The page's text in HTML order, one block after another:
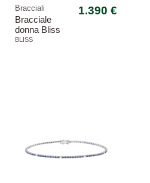
Bracciali
Bracciale
donna Bliss
20104365 oro
BLISS
1.390 €